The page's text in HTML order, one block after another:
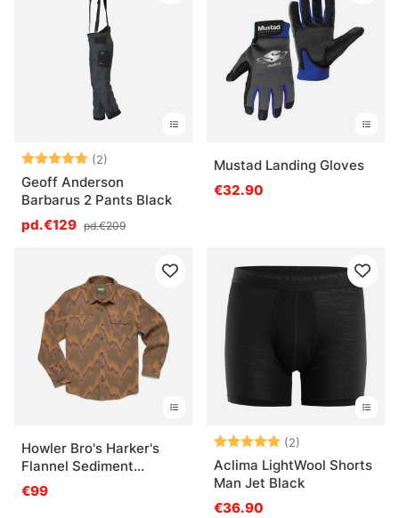
Note: (2)
Geoff Anderson
Barbarus 2 Pants Black
pd.€129 pd.€209
Mustad Landing Gloves
€32.90
Howler Bro's Harker's
Flannel Sediment
Jacquard Camel
€99
Note: (2)
Aclima LightWool Shorts
Man Jet Black
€36.90